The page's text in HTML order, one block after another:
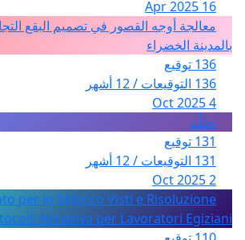
16 Apr 2025
معالجة أوجه القصور في تصميم البقع
بالمدينة الخضراء
136 توقيع
136 التوقيعات / 12 أشهر
4 Oct 2025
تظلّم
131 توقيع
131 التوقيعات / 12 أشهر
2 Oct 2025
per lo Sblocco Visti e Risoluzione
Almaviva per Lavoratori Egiziani